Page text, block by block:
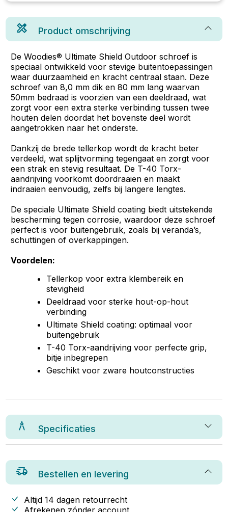
Product omschrijving
De Woodies® Ultimate Shield Outdoor schroef is
speciaal ontwikkeld voor stevige buitentoepassingen
waar duurzaamheid en kracht centraal staan. Deze
schroef van 8,0 mm dik en 80 mm lang waarvan
50mm bedraad is voorzien van een deeldraad, wat
zorgt voor een extra sterke verbinding tussen twee
houten delen doordat het bovenste deel wordt
aangetrokken naar het onderste.
Dankzij de brede tellerkop wordt de kracht beter
verdeeld, wat splijtvorming tegengaat en zorgt voor
een strak en stevig resultaat. De T-40 Torx-
aandrijving voorkomt doordraaien en maakt
indraaien eenvoudig, zelfs bij langere lengtes.
De speciale Ultimate Shield coating biedt uitstekende
bescherming tegen corrosie, waardoor deze schroef
perfect is voor buitengebruik, zoals bij veranda’s,
schuttingen of overkappingen.
Voordelen:
Tellerkop voor extra klembereik en
stevigheid
Deeldraad voor sterke hout-op-hout
verbinding
Ultimate Shield coating: optimaal voor
buitengebruik
T-40 Torx-aandrijving voor perfecte grip,
bitje inbegrepen
Geschikt voor zware houtconstructies
Specificaties
Bestellen en levering
Altijd 14 dagen retourrecht
Afrekenen zónder account